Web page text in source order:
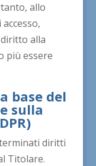
allo
alla
più essere
base del
sulla
diritti
Titolare.